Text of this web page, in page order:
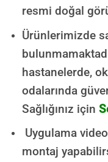
resmi doğal
Ürünlerimizde
hastanelerde,
odalarında
Sağlığınız için
Uygulama
montaj